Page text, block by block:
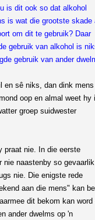
is dit ook so dat alkohol
is wat die grootste skade
om dit te gebruik? Daar
gebruik van alkohol is
gebruik van ander
en sê niks, dan dink mens
oop en almal weet hy
groep suidwester
praat nie. In die eerste
nie naastenby so gevaarlik
nie. Die enigste rede
aan die mens" kan
dit bekom kan word
ander dwelms op 'n